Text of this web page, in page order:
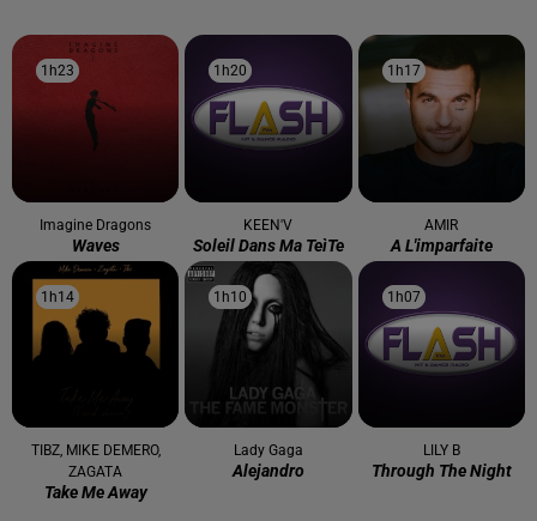
1h23
1h23
Imagine Dragons
Waves
1h20
1h20
KEEN'V
Soleil Dans Ma Teìte
1h17
1h17
AMIR
A L'imparfaite
1h14
1h14
TIBZ, MIKE DEMERO,
ZAGATA
Take Me Away
1h10
1h10
Lady Gaga
Alejandro
1h07
1h07
LILY B
Through The Night